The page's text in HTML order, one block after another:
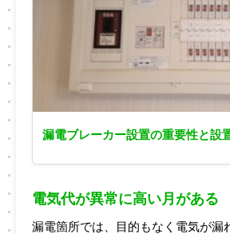
漏電ブレーカー設置の重要性と設
電気代が異常に高い月がある
漏電箇所では、目的もなく電気が漏